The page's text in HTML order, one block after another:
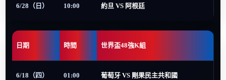
6/28（日） 10:00 約旦 VS 阿根廷
日期 時間 世界盃48強K組
6/18（四） 01:00 葡萄牙 VS 剛果民主共和國